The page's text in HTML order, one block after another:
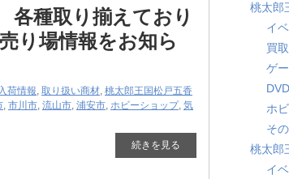
種取り揃えており
り場情報をお知ら
荷情報, 取り扱い商材, 桃太郎王国松戸五香
, 市川市, 流山市, 浦安市, ホビーショップ, 気
続きを見る
桃太郎
イ
買
ゲ
ホ
そ
桃太郎
イ